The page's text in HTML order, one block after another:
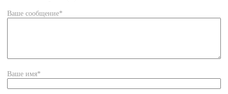
Ваше сообщение*
Ваше имя*